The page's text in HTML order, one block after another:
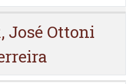
José Ottoni